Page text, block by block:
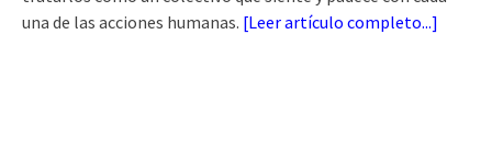
una de las acciones humanas. [Leer artículo completo...]